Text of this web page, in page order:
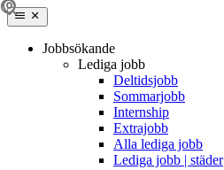
Jobbsökande
Lediga jobb
Deltidsjobb
Sommarjobb
Internship
Extrajobb
Alla lediga jobb
Lediga jobb | städer